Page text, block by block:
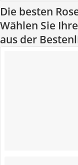
Die besten
Wählen Sie
aus der